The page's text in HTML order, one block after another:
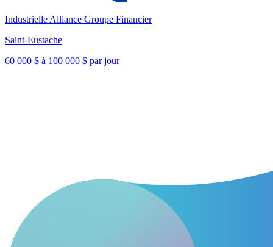
Industrielle Alliance Groupe Financier
Saint-Eustache
60 000 $ à 100 000 $ par jour